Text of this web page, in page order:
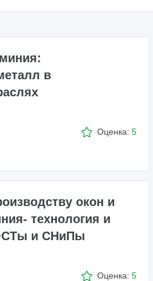
в
Оценка:5
окон и
технология и
и СНиПы
Оценка:5